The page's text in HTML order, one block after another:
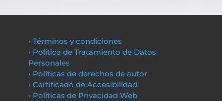
• Términos y condiciones
• Política de Tratamiento de Datos
Personales
• Políticas de derechos de autor
• Certificado de Accesibilidad
• Políticas de Privacidad Web